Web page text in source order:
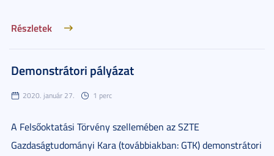
Részletek
Demonstrátori pályázat
2020. január 27. 1 perc
A Felsőoktatási Törvény szellemében az SZTE
Gazdaságtudományi Kara (továbbiakban: GTK) demonstrátori